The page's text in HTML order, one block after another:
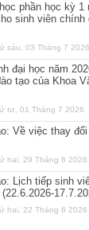
phần học kỳ 1
sinh viên
sáu, 03 Tháng 7 2026
đại học năm
tạo của Khoa
tư, 01 Tháng 7 2026
Về việc thay
hai, 29 Tháng 6 2026
Lịch tiếp sinh
hai, 22 Tháng 6 2026